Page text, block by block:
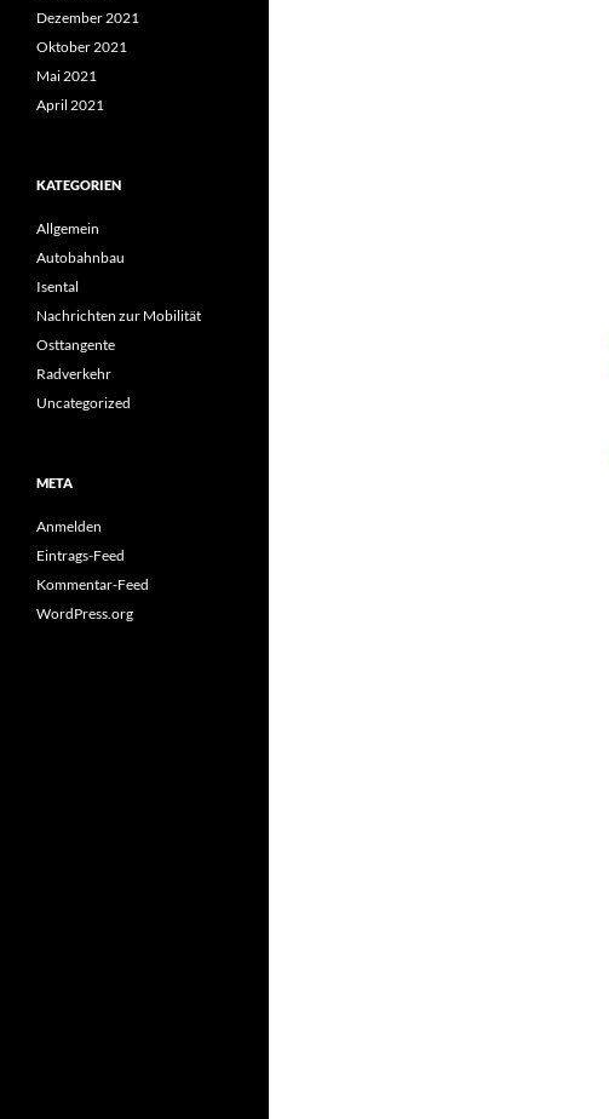
Dezember 2021
Oktober 2021
Mai 2021
April 2021
KATEGORIEN
Allgemein
Autobahnbau
Isental
Nachrichten zur Mobilität
Osttangente
Radverkehr
Uncategorized
META
Anmelden
Eintrags-Feed
Kommentar-Feed
WordPress.org